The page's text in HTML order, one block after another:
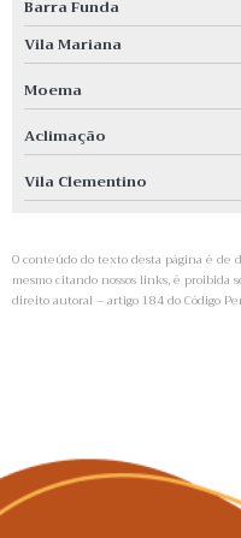
Barra Funda
Vila Mariana
Moema
Aclimação
Vila Clementino
O conteúdo do texto desta página é de
mesmo citando nossos links, é proibida
direito autoral – artigo 184 do Código